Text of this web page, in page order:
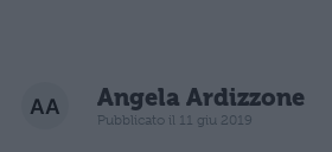
Angela Ardizzone
Pubblicato il 11 giu 2019